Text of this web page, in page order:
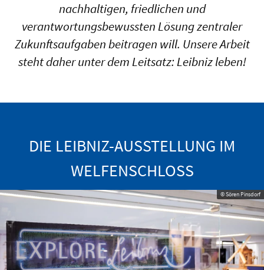
nachhaltigen, friedlichen und
verantwortungsbewussten Lösung zentraler
Zukunftsaufgaben beitragen will. Unsere Arbeit
steht daher unter dem Leitsatz: Leibniz leben!
DIE LEIBNIZ-AUSSTELLUNG IM
WELFENSCHLOSS
© Sören Pinsdorf